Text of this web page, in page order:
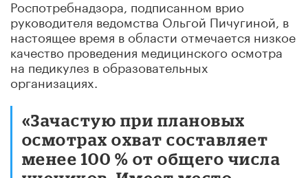
Роспотребнадзора, подписанном врио
руководителя ведомства Ольгой Пичугиной, в
настоящее время в области отмечается низкое
качество проведения медицинского осмотра
на педикулез в образовательных
организациях.
«Зачастую при плановых
осмотрах охват составляет
менее 100 % от общего числа